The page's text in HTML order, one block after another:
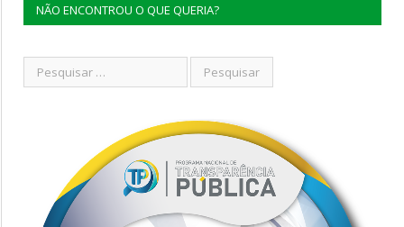
NÃO ENCONTROU O QUE QUERIA?